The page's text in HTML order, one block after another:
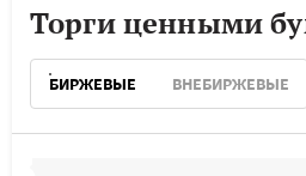
Торги ценными
БИРЖЕВЫЕ ВНЕБИРЖЕВЫЕ